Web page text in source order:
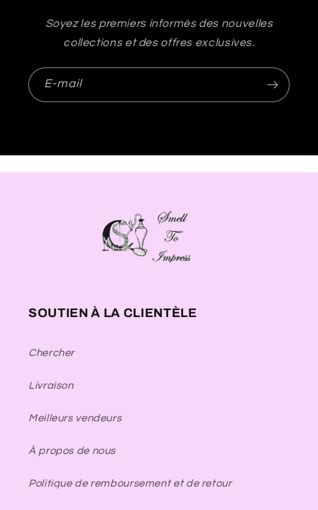
Soyez les premiers informés des nouvelles
collections et des offres exclusives.
E-mail
SOUTIEN À LA CLIENTÈLE
Chercher
Livraison
Meilleurs vendeurs
À propos de nous
Politique de remboursement et de retour